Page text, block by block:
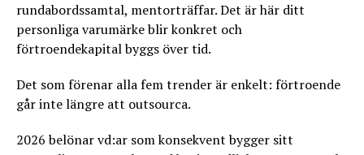
rundabordssamtal, mentorträffar. Det är här ditt
personliga varumärke blir konkret och
förtroendekapital byggs över tid.
Det som förenar alla fem trender är enkelt: förtroende
går inte längre att outsourca.
2026 belönar vd:ar som konsekvent bygger sitt